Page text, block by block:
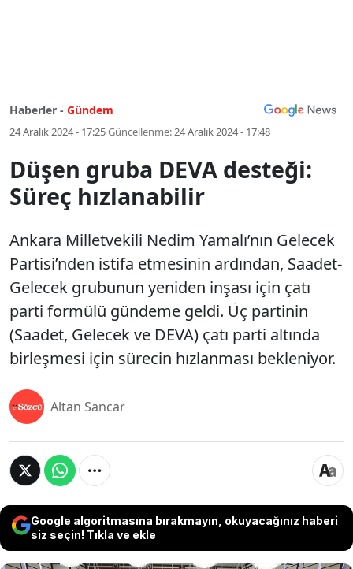
Haberler - Gündem
24 Aralık 2024 - 17:25Güncellenme:24 Aralık 2024 - 17:48
Düşen gruba DEVA desteği:
Süreç hızlanabilir
Ankara Milletvekili Nedim Yamalı’nın Gelecek
Partisi’nden istifa etmesinin ardından, Saadet-
Gelecek grubunun yeniden inşası için çatı
parti formülü gündeme geldi. Üç partinin
(Saadet, Gelecek ve DEVA) çatı parti altında
birleşmesi için sürecin hızlanması bekleniyor.
Altan Sancar
Google algoritmasına bırakmayın, okuyacağınız haberi
siz seçin! Tıkla ve ekle